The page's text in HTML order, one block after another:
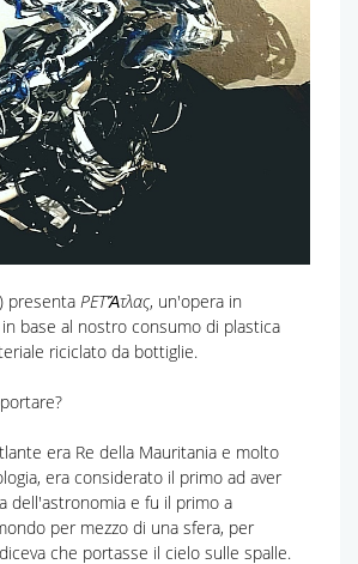
presenta PETἌτλας, un'opera in
base al nostro consumo di plastica
riciclato da bottiglie.
era Re della Mauritania e molto
era considerato il primo ad aver
dell'astronomia e fu il primo a
per mezzo di una sfera, per
che portasse il cielo sulle spalle.